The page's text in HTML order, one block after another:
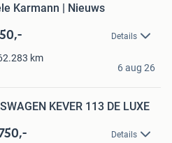
Karmann | Nieuws
Details
km
6 aug 26
VOLKSWAGEN KEVER 113 DE LUXE
Details